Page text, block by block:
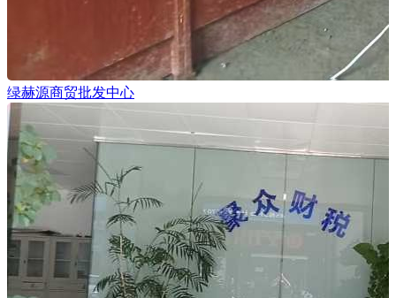
绿赫源商贸批发中心